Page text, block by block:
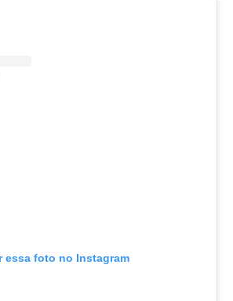
essa foto no Instagram